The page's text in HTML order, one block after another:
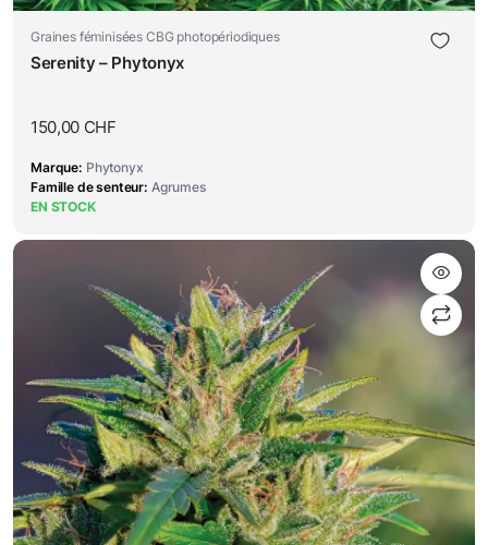
Graines féminisées CBG photopériodiques
Serenity – Phytonyx
150,00 CHF
Marque Phytonyx
Famille de senteur Agrumes
EN STOCK